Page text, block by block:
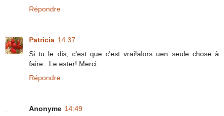
Répondre
Patricia 14:37
Si tu le dis, c'est que c'est vrai!alors uen seule chose à
faire...Le ester! Merci
Répondre
Anonyme 14:49